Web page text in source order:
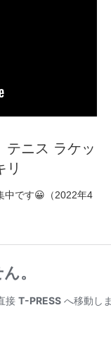
テニス ラケッ
リ
中です😀（2022年4